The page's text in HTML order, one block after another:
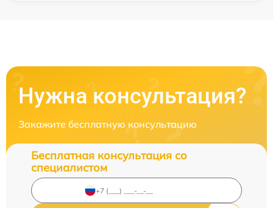
Нужна консультация?
Закажите бесплатную консультацию
Бесплатная консультация со
специалистом